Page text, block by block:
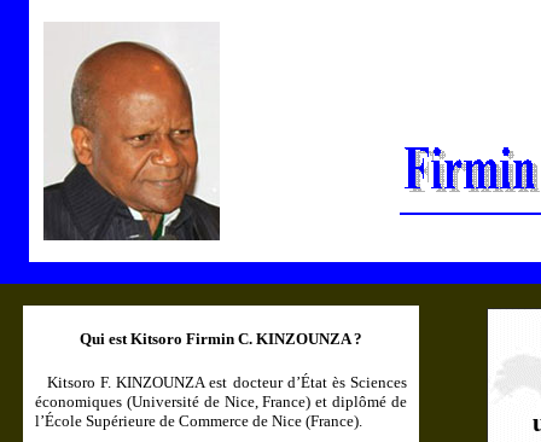
Qui est Kitsoro Firmin C. KINZOUNZA ?
Kitsoro F. KINZOUNZA est docteur d’État ès Sciences
économiques (Université de Nice, France) et diplômé de
l’École Supérieure de Commerce de Nice (France).